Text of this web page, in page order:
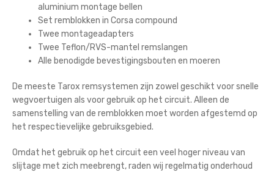
aluminium montage bellen
Set remblokken in Corsa compound
Twee montageadapters
Twee Teflon/RVS-mantel remslangen
Alle benodigde bevestigingsbouten en moeren
De meeste Tarox remsystemen zijn zowel geschikt voor snelle
wegvoertuigen als voor gebruik op het circuit. Alleen de
samenstelling van de remblokken moet worden afgestemd op
het respectievelijke gebruiksgebied.
Omdat het gebruik op het circuit een veel hoger niveau van
slijtage met zich meebrengt, raden wij regelmatig onderhoud